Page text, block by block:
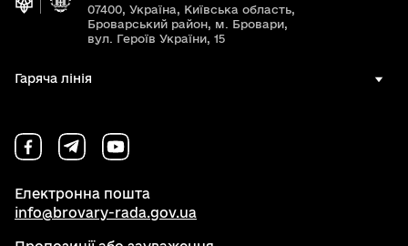
07400, Україна, Київська область,
Броварський район, м. Бровари,
вул. Героїв України, 15
Гаряча лінія
Електронна пошта
info@brovary-rada.gov.ua